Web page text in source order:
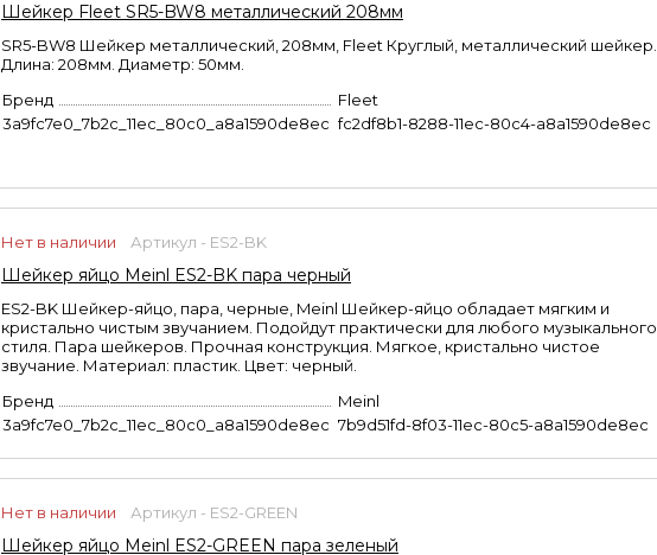
Шейкер Fleet SR5-BW8 металлический 208мм
SR5-BW8 Шейкер металлический, 208мм, Fleet Круглый, металлический шейкер.
Длина: 208мм. Диаметр: 50мм.
Бренд
Fleet
3a9fc7e0_7b2c_11ec_80c0_a8a1590de8ec fc2df8b1-8288-11ec-80c4-a8a1590de8ec
Нет в наличии Артикул - ES2-BK
Шейкер яйцо Meinl ES2-BK пара черный
ES2-BK Шейкер-яйцо, пара, черные, Meinl Шейкер-яйцо обладает мягким и
кристально чистым звучанием. Подойдут практически для любого музыкального
стиля. Пара шейкеров. Прочная конструкция. Мягкое, кристально чистое
звучание. Материал: пластик. Цвет: черный.
Бренд
Meinl
3a9fc7e0_7b2c_11ec_80c0_a8a1590de8ec 7b9d51fd-8f03-11ec-80c5-a8a1590de8ec
Нет в наличии Артикул - ES2-GREEN
Шейкер яйцо Meinl ES2-GREEN пара зеленый